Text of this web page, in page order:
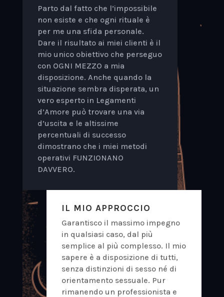
Parto dal fatto che l’impossibile
non esiste e che ogni rituale è
per me una sfida personale.
Dare il risultato ai miei clienti è il
mio unico obiettivo che perseguo
con OGNI MEZZO a mia
disposizione. Anche quando la
situazione sembra disperata, un
vero esperto in Legamenti
d’Amore può trovare una via
d’uscita e le altissime
percentuali di successo
dimostrano che i miei metodi
operativi FUNZIONANO
DAVVERO.
IL MIO APPROCCIO
Garantisco il massimo impegno
in qualsiasi caso, dal più
semplice al più complesso. Il mio
sapere è a disposizione di tutti,
senza distinzioni di sesso né di
orientamento sessuale. Pur
rimanendo un professionista e